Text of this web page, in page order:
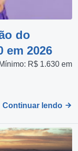
do
em 2026
R$ 1.630 em
Continuar lendo